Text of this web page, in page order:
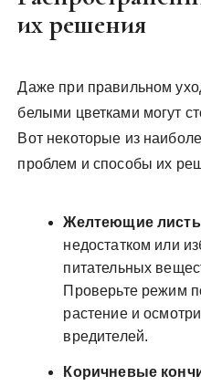
их решения
Даже при правильном
белыми цветками могут
Вот некоторые из
проблем и способы их
Желтеющие
недостатком или
питательных
Проверьте режим
растение и
вредителей.
Коричневые